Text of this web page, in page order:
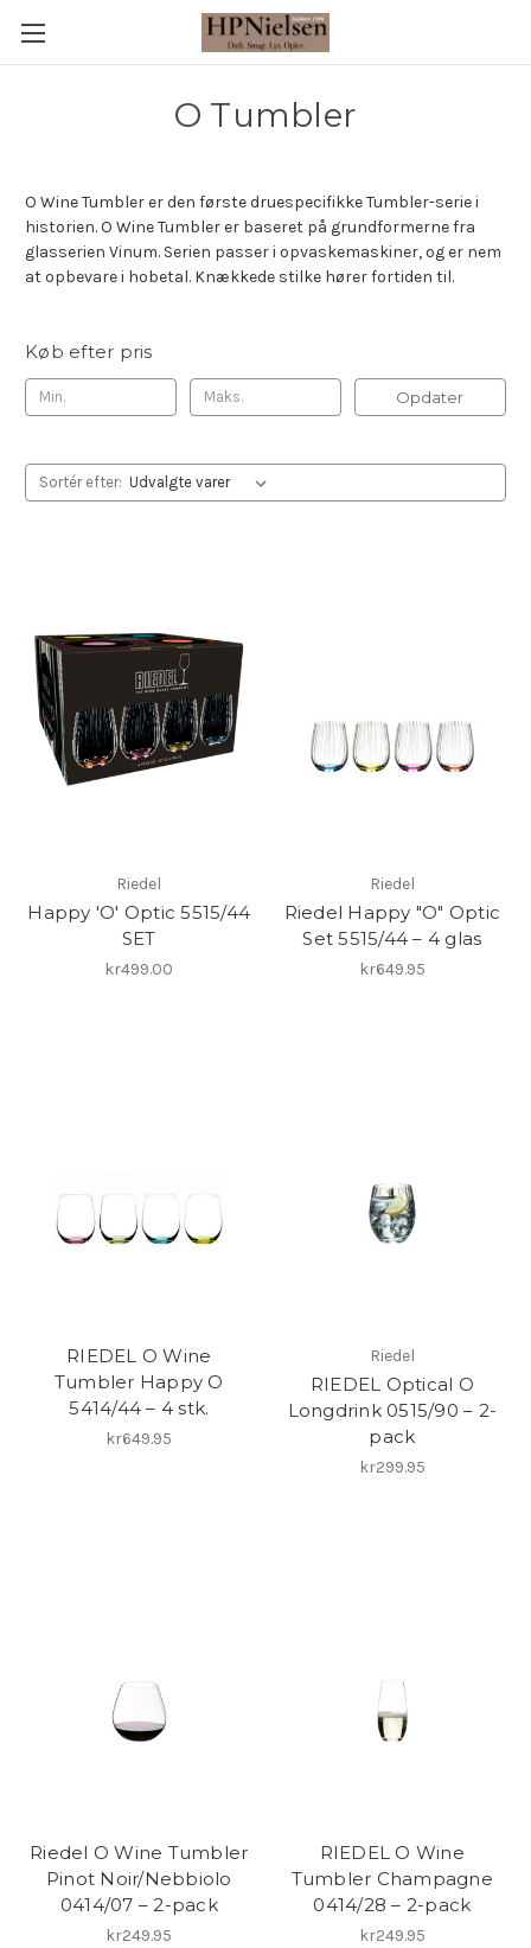
O Tumbler
O Wine Tumbler er den første druespecifikke Tumbler-serie i
historien. O Wine Tumbler er baseret på grundformerne fra
glasserien Vinum. Serien passer i opvaskemaskiner, og er nem
at opbevare i hobetal. Knækkede stilke hører fortiden til.
Køb efter pris
Opdater
Sortér efter:
Riedel
Happy 'O' Optic 5515/44
SET
kr499.00
Riedel
Riedel Happy "O" Optic
Set 5515/44 – 4 glas
kr649.95
RIEDEL O Wine
Tumbler Happy O
5414/44 – 4 stk.
kr649.95
Riedel
RIEDEL Optical O
Longdrink 0515/90 – 2-
pack
kr299.95
Riedel O Wine Tumbler
Pinot Noir/Nebbiolo
0414/07 – 2-pack
kr249.95
RIEDEL O Wine
Tumbler Champagne
0414/28 – 2-pack
kr249.95